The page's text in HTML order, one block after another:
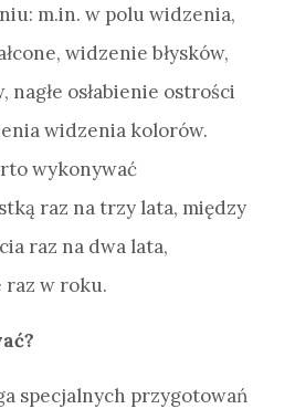
m.in. w polu widzenia,
widzenie błysków,
osłabienie ostrości
widzenia kolorów.
wykonywać
raz na trzy lata, między
raz na dwa lata,
raz w roku.
specjalnych przygotowań